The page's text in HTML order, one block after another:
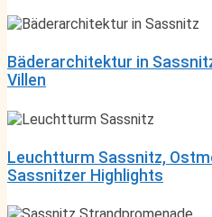
Bäderarchitektur in
Villen
Leuchtturm Sassnitz,
Sassnitzer Highlights